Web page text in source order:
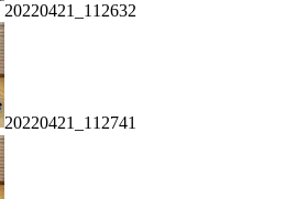
20220421_112632
20220421_112741